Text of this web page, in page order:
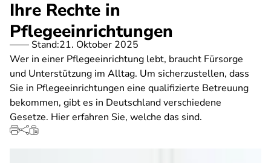
Ihre Rechte in
Pflegeeinrichtungen
Stand:21. Oktober 2025
Wer in einer Pflegeeinrichtung lebt, braucht Fürsorge
und Unterstützung im Alltag. Um sicherzustellen, dass
Sie in Pflegeeinrichtungen eine qualifizierte Betreuung
bekommen, gibt es in Deutschland verschiedene
Gesetze. Hier erfahren Sie, welche das sind.